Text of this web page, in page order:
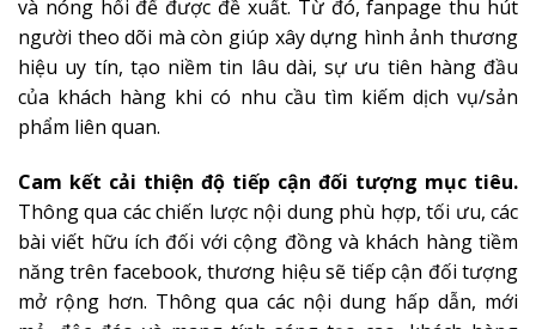
và nóng hổi để được đề xuất. Từ đó, fanpage thu hút
người theo dõi mà còn giúp xây dựng hình ảnh thương
hiệu uy tín, tạo niềm tin lâu dài, sự ưu tiên hàng đầu
của khách hàng khi có nhu cầu tìm kiếm dịch vụ/sản
phẩm liên quan.
Cam kết cải thiện độ tiếp cận đối tượng mục tiêu.
Thông qua các chiến lược nội dung phù hợp, tối ưu, các
bài viết hữu ích đối với cộng đồng và khách hàng tiềm
năng trên facebook, thương hiệu sẽ tiếp cận đối tượng
mở rộng hơn. Thông qua các nội dung hấp dẫn, mới